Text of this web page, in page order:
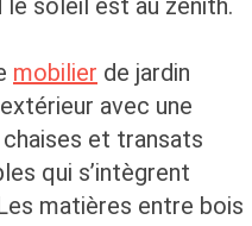
soleil est au zénith.
mobilier de jardin
avec une
et transats
qui s’intègrent
matières entre bois